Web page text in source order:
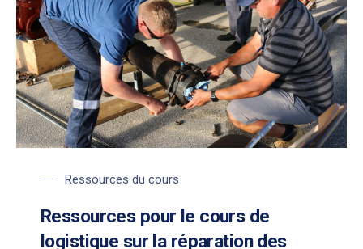
Ressources du cours
Ressources pour le cours de
logistique sur la réparation des